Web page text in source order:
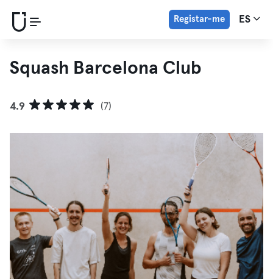
Registar-me ES
Squash Barcelona Club
4.9 (7)